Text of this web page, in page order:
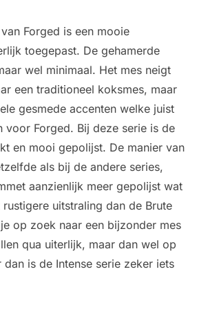
Forged is een mooie
toegepast. De gehamerde
wel minimaal. Het mes neigt
een traditioneel koksmes, maar
gesmede accenten welke juist
voor Forged. Bij deze serie is de
en mooi gepolijst. De manier van
als bij de andere series,
aanzienlijk meer gepolijst wat
uitstraling dan de Brute
op zoek naar een bijzonder mes
qua uiterlijk, maar dan wel op
dan is de Intense serie zeker iets